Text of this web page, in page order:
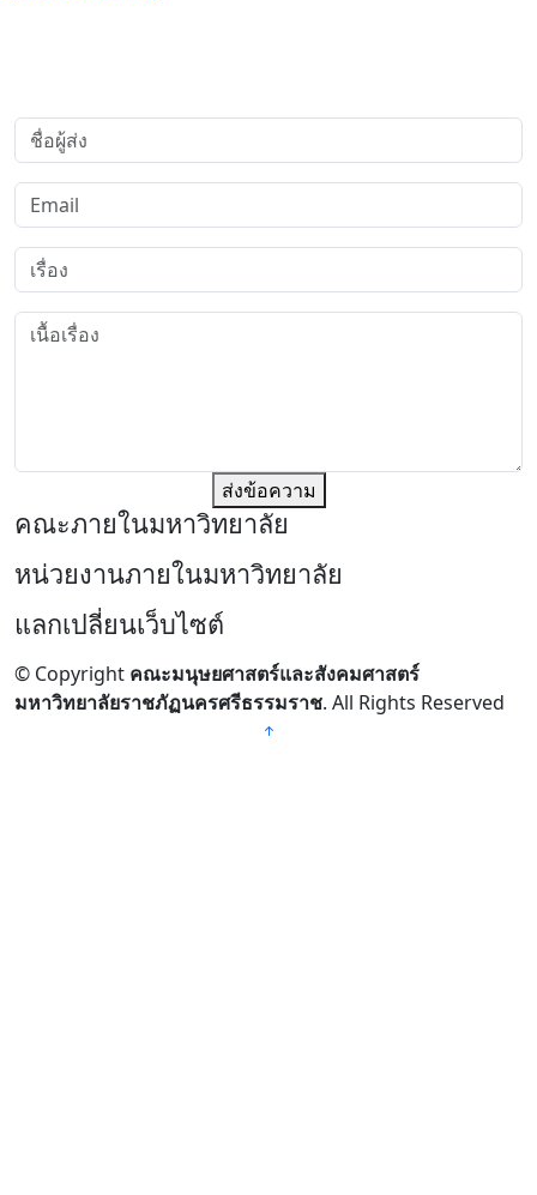
ส่งข้อความ
คณะภายในมหาวิทยาลัย
หน่วยงานภายในมหาวิทยาลัย
แลกเปลี่ยนเว็บไซต์
© Copyright คณะมนุษยศาสตร์และสังคมศาสตร์
มหาวิทยาลัยราชภัฏนครศรีธรรมราช. All Rights Reserved